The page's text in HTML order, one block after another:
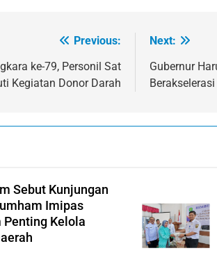
Previous:
ke-79, Personil Sat
Kegiatan Donor Darah
Next:
Gubernur
Berakselerasi
Sebut Kunjungan
Imipas
Kelola